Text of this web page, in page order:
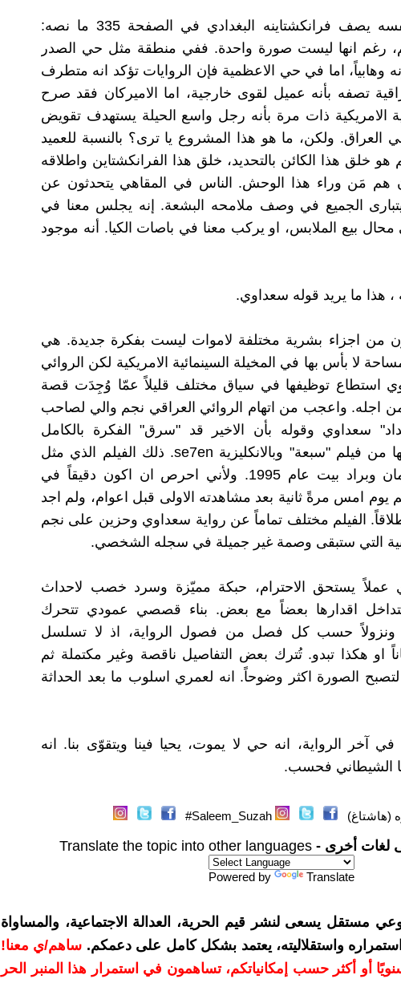
كيف لا وسعداوي نفسه يصف فرانكشتاينه البغدادي في الصفحة 335 ما نصه:
رغم انها ليست صورة واحدة. ففي منطقة مثل حي الصدر
وهابياً، اما في حي الاعظمية فإن الروايات تؤكد انه متطرف
تصفه بأنه عميل لقوى خارجية، اما الاميركان فقد صرح
الامريكية ذات مرة بأنه رجل واسع الحيلة يستهدف تقويض
العراق. ولكن، ما هو هذا المشروع يا ترى؟ بالنسبة للعميد
خلق هذا الكائن بالتحديد، خلق هذا الفرانكشتاين واطلاقه
هم مَن وراء هذا الوحش. الناس في المقاهي يتحدثون عن
ويتبارى الجميع في وصف ملامحه البشعة. إنه يجلس معنا في
محال بيع الملابس، او يركب معنا في باصات الكيا. أنه موجود
، هذا ما يريد قوله سعداوي.
من اجزاء بشرية مختلفة لاموات ليست بفكرة جديدة. هي
لا بأس بها في المخيلة السينمائية الامريكية لكن الروائي
استطاع توظيفها في سياق مختلف قليلاً عمّا وُجِدَت قصة
من اجله. واعجب من اتهام الروائي العراقي نجم والي لصاحب
سعداوي وقوله بأن الاخير قد "سرق" الفكرة بالكامل
واقتبس التفاصيل كلها من فيلم "سبعة" وبالانكليزية se7en. ذلك الفيلم الذي مثل
بطولته مورغان فريمان وبراد بيت عام 1995. ولأني احرص ان اكون دقيقاً في
امس مرةً ثانية بعد مشاهدته الاولى قبل اعوام، ولم اجد
الفيلم مختلف تماماً عن رواية سعداوي وحزين على نجم
التي ستبقى وصمة غير جميلة في سجله الشخصي.
عملاً يستحق الاحترام، حبكة مميّزة وسرد خصب لاحداث
اقدارها بعضاً مع بعض. بناء قصصي عمودي تتحرك
ونزولاً حسب كل فصل من فصول الرواية، اذ لا تسلسل
او هكذا تبدو. تُترك بعض التفاصيل ناقصة وغير مكتملة ثم
لتصبح الصورة اكثر وضوحاً. انه لعمري اسلوب ما بعد الحداثة
آخر الرواية، انه حي لا يموت، يحيا فينا ويتقوّى بنا. انه
الشيطاني فحسب.
(هاشتاغ) Saleem_Suzah#
لغات أخرى - Translate the topic into other languages
Powered by Translate
مستقل يسعى لنشر قيم الحرية، العدالة الاجتماعية، والمساواة
واستقلاليته، يعتمد بشكل كامل على دعمكم. ساهم/ي معنا!
10 دولارات سنويًا أو أكثر حسب إمكانياتكم، تساهمون في استمرار هذا المنبر الحر